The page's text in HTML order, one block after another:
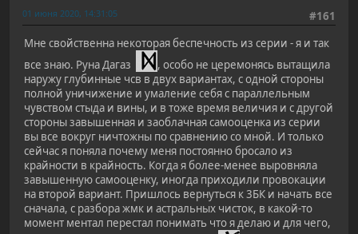
#161
01 июня 2020, 14:31:05
Мне свойственна некоторая беспечность из серии - я и так
все знаю. Руна Дагаз
, особо не церемонясь вытащила
наружу глубинные чсв в двух вариантах, с одной стороны
полной уничижение и умаление себя с параллельным
чувством стыда и вины, и в тоже время величия и с другой
стороны завышенная и заоблачная самооценка из серии
вы все вокруг ничтожны по сравнению со мной. И только
сейчас я поняла почему меня постоянно бросало из
крайности в крайность. Когда я более-менее выровняла
завышенную самооценку, иногда приходили провокации
на второй вариант. Пришлось вернуться к 3БК и начать все
сначала, с разбора жмк и астральных чисток, в какой-то
момент ментал перестал понимать что я делаю и для чего,